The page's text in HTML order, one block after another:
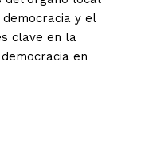
y el
clave en la
en